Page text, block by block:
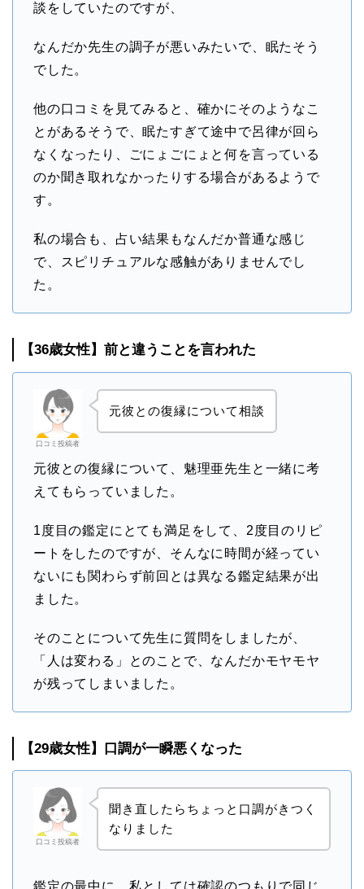
談をしていたのですが、
なんだか先生の調子が悪いみたいで、眠たそう
でした。
他の口コミを見てみると、確かにそのようなこ
とがあるそうで、眠たすぎて途中で呂律が回ら
なくなったり、ごにょごにょと何を言っている
のか聞き取れなかったりする場合があるようで
す。
私の場合も、占い結果もなんだか普通な感じ
で、スピリチュアルな感触がありませんでし
た。
【36歳女性】前と違うことを言われた
口コミ投稿者
元彼との復縁について相談
元彼との復縁について、魅理亜先生と一緒に考
えてもらっていました。
1度目の鑑定にとても満足をして、2度目のリピ
ートをしたのですが、そんなに時間が経ってい
ないにも関わらず前回とは異なる鑑定結果が出
ました。
そのことについて先生に質問をしましたが、
「人は変わる」とのことで、なんだかモヤモヤ
が残ってしまいました。
【29歳女性】口調が一瞬悪くなった
口コミ投稿者
聞き直したらちょっと口調がきつく
なりました
鑑定の最中に、私としては確認のつもりで同じ